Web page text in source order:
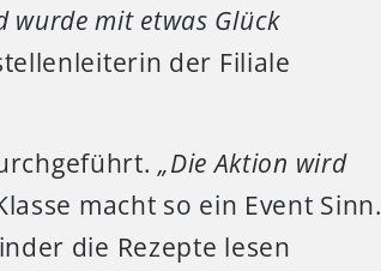
wurde mit etwas Glück
der Filiale
„Die Aktion wird
macht so ein Event Sinn.
die Rezepte lesen